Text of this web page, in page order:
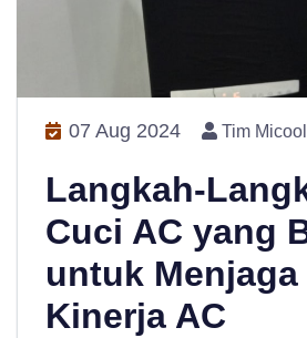
07 Aug 2024 Tim Micool
Langkah-
Cuci AC yang
untuk Menjaga
Kinerja AC